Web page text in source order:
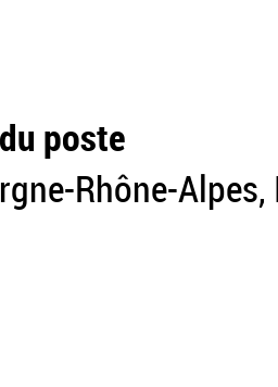
poste
Rhône-